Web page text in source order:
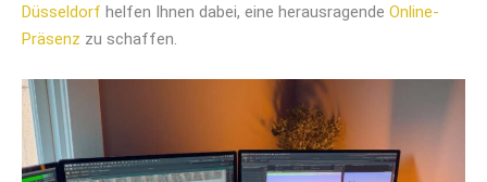
Düsseldorf helfen Ihnen dabei, eine herausragende Online-
Präsenz zu schaffen.